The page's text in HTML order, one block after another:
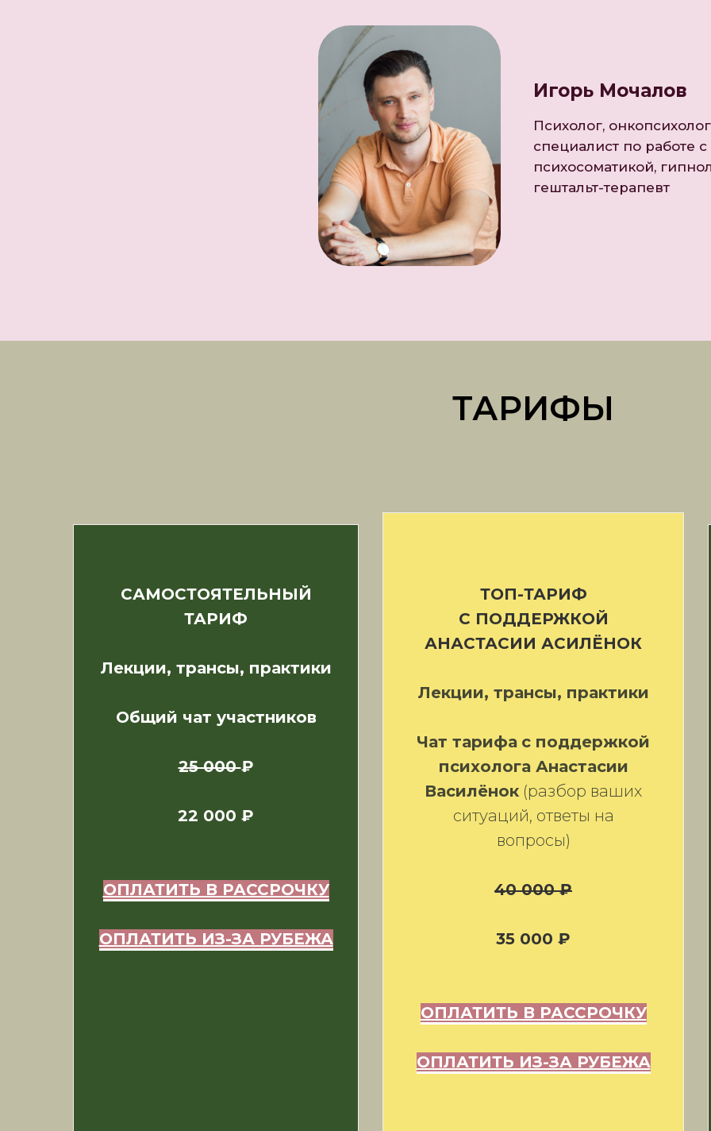
Игорь Мочалов
Психолог,
специалист по работе с
психосоматикой,
гештальт-терапевт
ТАРИФЫ
САМОСТОЯТЕЛЬНЫЙ
ТАРИФ
Лекции, трансы, практики
Общий чат участников
25 000₽
22 000 ₽
ОПЛАТИТЬ В РАССРОЧКУ
ОПЛАТИТЬ ИЗ-ЗА РУБЕЖА
ТОП-ТАРИФ
С ПОДДЕРЖКОЙ
АНАСТАСИИ АСИЛЁНОК
Лекции, трансы, практики
Чат тарифа с поддержкой
психолога Анастасии
Василёнок (разбор ваших
ситуаций, ответы на
вопросы)
40 000 ₽
35 000 ₽
ОПЛАТИТЬ В РАССРОЧКУ
ОПЛАТИТЬ ИЗ-ЗА РУБЕЖА